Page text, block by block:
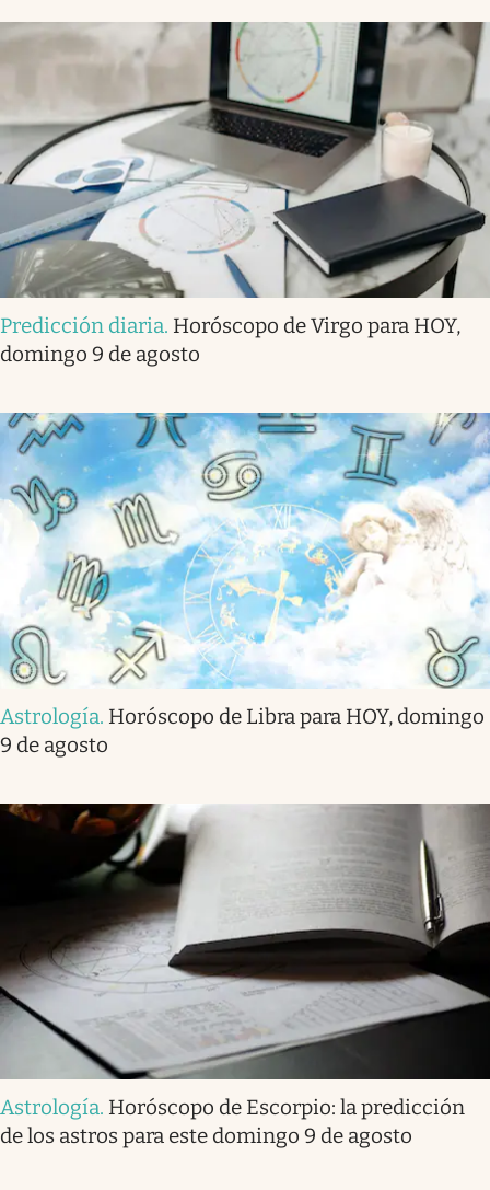
Predicción diaria. Horóscopo de Virgo para HOY,
domingo 9 de agosto
Astrología. Horóscopo de Libra para HOY, domingo
9 de agosto
Astrología. Horóscopo de Escorpio: la predicción
de los astros para este domingo 9 de agosto